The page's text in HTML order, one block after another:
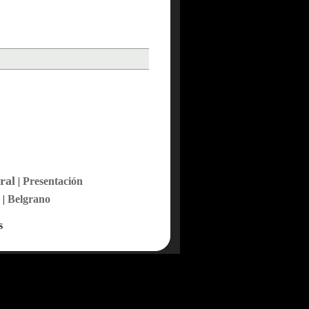
| Presentación
| Belgrano